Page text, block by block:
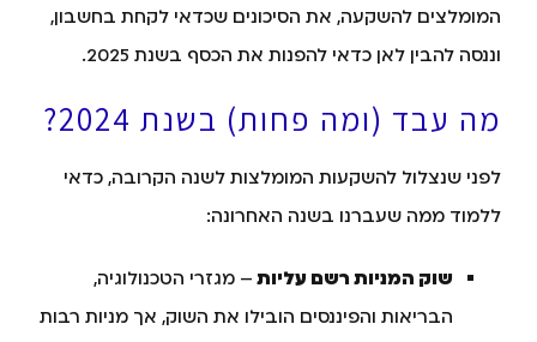
המומלצים להשקעה, את הסיכונים שכדאי לקחת בחשבון,
וננסה להבין לאן כדאי להפנות את הכסף בשנת 2025.
מה עבד (ומה פחות) בשנת 2024?
לפני שנצלול להשקעות המומלצות לשנה הקרובה, כדאי
ללמוד ממה שעברנו בשנה האחרונה:
שוק המניות רשם עליות – מגזרי הטכנולוגיה,
הבריאות והפיננסים הובילו את השוק, אך מניות רבות